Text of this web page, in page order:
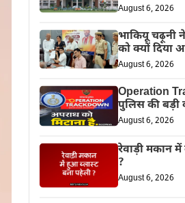
August 6, 2026
भाकियू चढ़ूनी
को क्यों दिया
August 6, 2026
Operation
पुलिस की बड़ी
August 6, 2026
रेवाड़ी मकान में
?
August 6, 2026